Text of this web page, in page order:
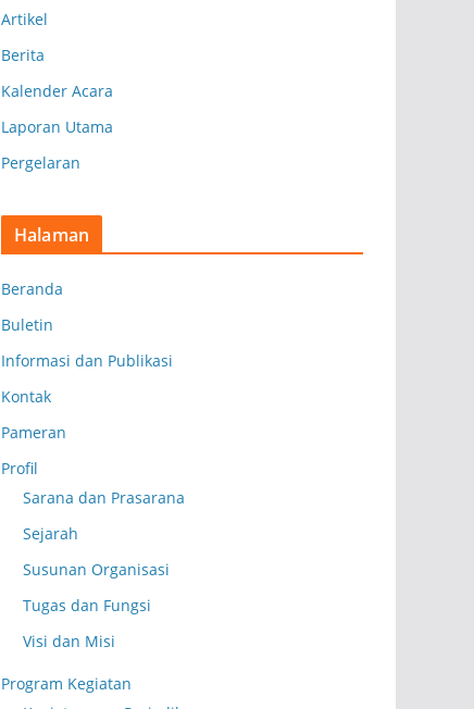
Artikel
Berita
Kalender Acara
Laporan Utama
Pergelaran
Halaman
Beranda
Buletin
Informasi dan Publikasi
Kontak
Pameran
Profil
Sarana dan Prasarana
Sejarah
Susunan Organisasi
Tugas dan Fungsi
Visi dan Misi
Program Kegiatan